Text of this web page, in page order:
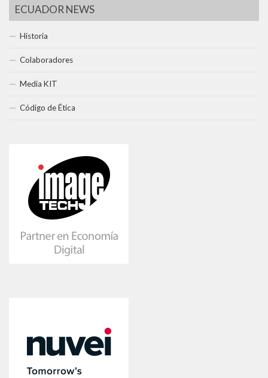
ECUADOR NEWS
Historia
Colaboradores
Media KIT
Código de Ética